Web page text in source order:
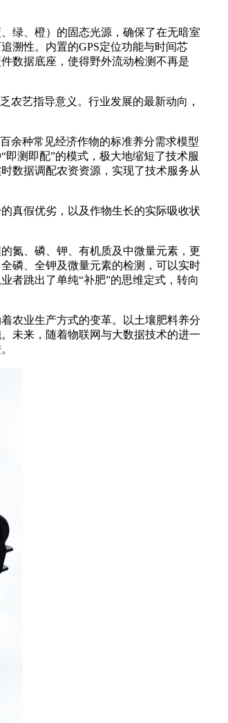
绿、橙）的固态光源，确保了在无暗室
溯性。内置的GPS定位功能与时间芯
数据底座，使得野外流动检测不再是
艺指导意义。行业发展的最新动向，
余种常见经济作物的标准养分需求模型
测即配”的模式，极大地缩短了技术服
数据调配农资资源，实现了技术服务从
真假优劣，以及作物生长的实际吸收状
氮、磷、钾、有机质及中微量元素，更
磷、全钾及微量元素的检测，可以实时
者跳出了单纯“补肥”的思维定式，转向
农业生产方式的变革。以土壤肥料养分
未来，随着物联网与大数据技术的进一